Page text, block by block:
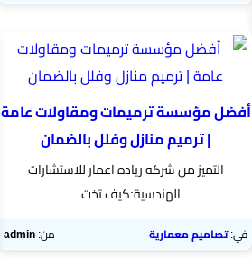
أفضل مؤسسة ترميمات ومقاولات عامة
| ترميم منازل وفلل بالضمان
التميز من شركه رياده اعمار للاستشارات
الهندسية:كيف تخت...
في:تصاميم معمارية من:admin